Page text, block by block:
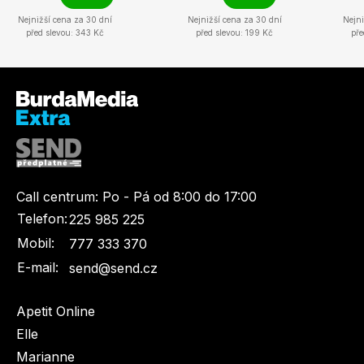
Nejnižší cena za 30 dní
před slevou: 343 Kč
Nejnižší cena za 30 dní
před slevou: 199 Kč
Call centrum: Po - Pá od 8:00 do 17:00
Telefon:225 985 225
Mobil:
777 333 370
E-mail:
send@send.cz
Apetit Online
Elle
Marianne